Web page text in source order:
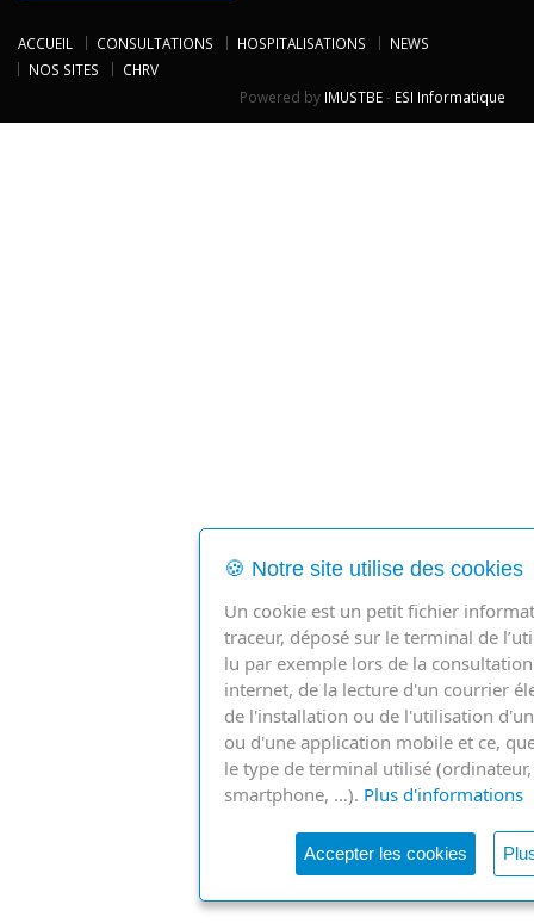
ACCUEIL CONSULTATIONS HOSPITALISATIONS
NEWS
NOS SITES
CHRV
Powered by IMUSTBE- ESI Informatique
🍪 Notre site utilise des cookies
Un cookie est un petit fichier
traceur, déposé sur le terminal de
lu par exemple lors de la
internet, de la lecture d'un courrier
de l'installation ou de l'utilisation
ou d'une application mobile et ce,
le type de terminal utilisé (ordinateur,
smartphone, …). Plus d'informations
Accepter les cookies